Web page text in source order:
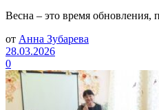
Весна – это время обновления,
от Анна Зубарева
28.03.2026
0